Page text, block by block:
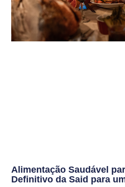
Alimentação Saudável
Definitivo da Said para